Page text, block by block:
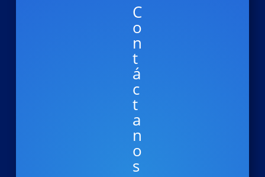
C
o
n
t
á
c
t
a
n
o
s